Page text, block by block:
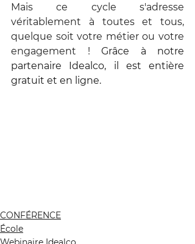
Mais ce cycle s'adresse
véritablement à toutes et tous,
quelque soit votre métier ou votre
engagement ! Grâce à notre
partenaire Idealco, il est entière
gratuit et en ligne.
CONFÉRENCE
École